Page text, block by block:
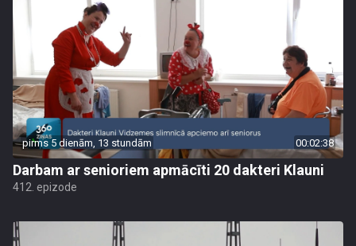
pirms 5 dienām, 13 stundām 00:02:38
Darbam ar senioriem apmācīti 20 dakteri Klauni
412. epizode